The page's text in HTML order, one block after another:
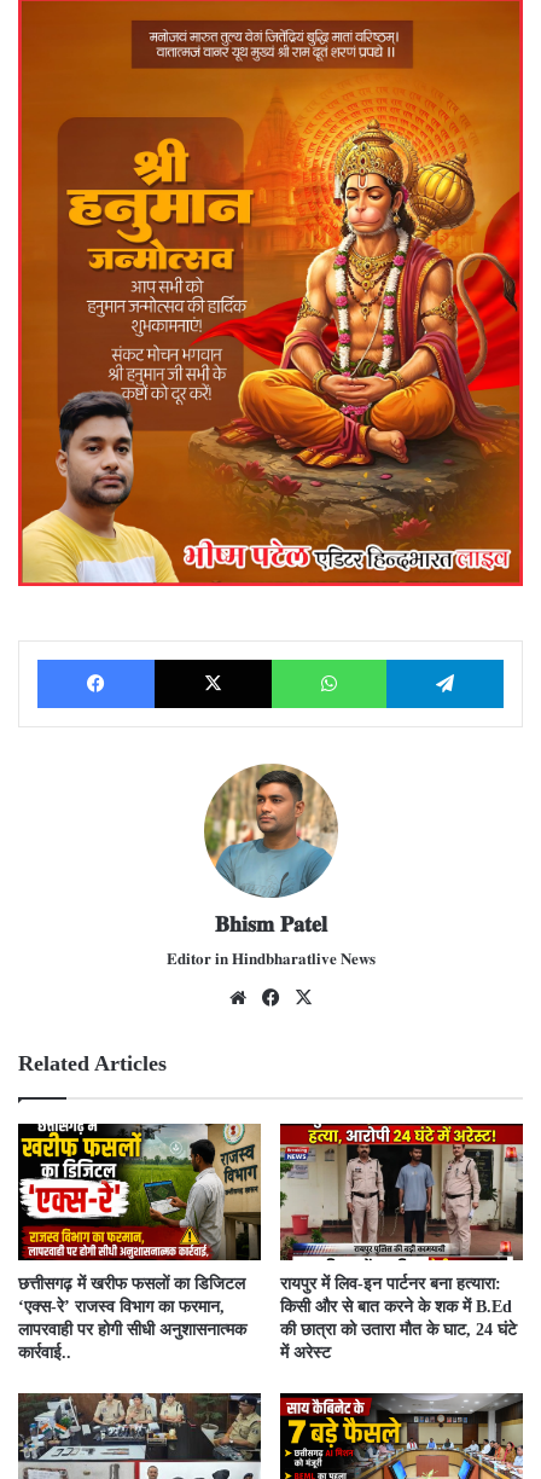
Facebook X WhatsApp
𝐁𝐡𝐢𝐬𝐦 𝐏𝐚𝐭𝐞𝐥
𝐄𝐝𝐢𝐭𝐨𝐫 𝐢𝐧 𝐇𝐢𝐧𝐝𝐛𝐡𝐚𝐫𝐚𝐭𝐥𝐢𝐯𝐞 𝐍𝐞𝐰𝐬
We
Fac
Related Articles
​छत्तीसगढ़ में खरीफ फसलों का डिजिटल
‘एक्स-रे’ राजस्व विभाग का फरमान,
लापरवाही पर होगी सीधी अनुशासनात्मक
कार्रवाई..
रायपुर में लिव-इन पार्टनर बना हत्यारा:
किसी और से बात करने के शक में B.Ed
की छात्रा को उतारा मौत के घाट, 24 घंटे
में अरेस्ट